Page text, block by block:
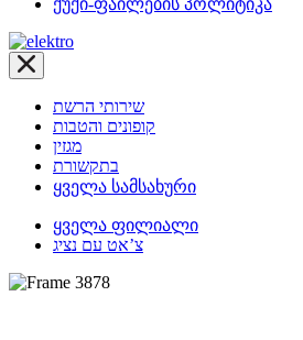
ქუქი-ფაილების პოლიტიკა
שירותי הרשת
קופונים והטבות
מגזין
בתקשורת
ყველა სამსახური
ყველა ფილიალი
צ’אט עם נציג